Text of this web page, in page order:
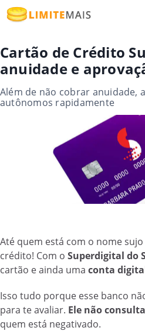
Cartão de Crédito
anuidade e
Além de não cobrar anuidade,
autônomos rapidamente
Até quem está com o nome
crédito! Com o Superdigital do
cartão e ainda uma conta
Isso tudo porque esse banco
para te avaliar. Ele não
quem está negativado.